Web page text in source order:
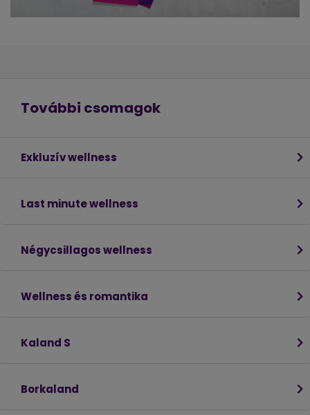
További csomagok
Exkluzív wellness
Last minute wellness
Négycsillagos wellness
Wellness és romantika
Kaland S
Borkaland